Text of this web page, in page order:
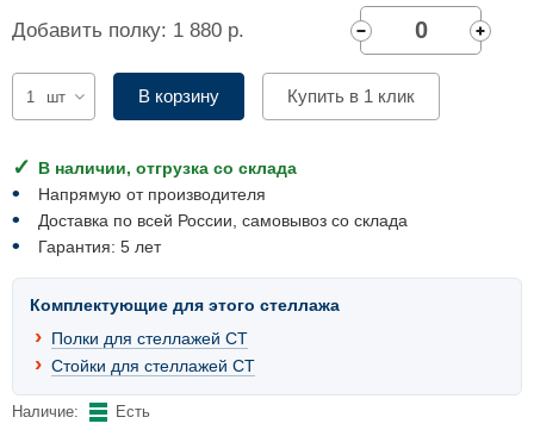
Добавить полку: 1 880 р.
шт В корзину Купить в 1 клик
В наличии, отгрузка со склада
Напрямую от производителя
Доставка по всей России, самовывоз со склада
Гарантия: 5 лет
Комплектующие для этого стеллажа
Полки для стеллажей СТ
Стойки для стеллажей СТ
Наличие: Есть